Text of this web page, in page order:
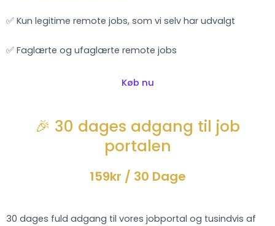
✅ Kun legitime remote jobs, som vi selv har udvalgt
✅ Faglærte og ufaglærte remote jobs
Køb nu
🎉 30 dages adgang til job
portalen
159kr / 30 Dage
30 dages fuld adgang til vores jobportal og tusindvis af